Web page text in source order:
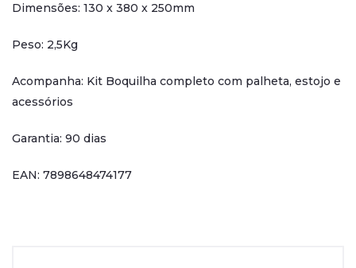
Dimensões: 130 x 380 x 250mm
Peso: 2,5Kg
Acompanha: Kit Boquilha completo com palheta, estojo e
acessórios
Garantia: 90 dias
EAN: 7898648474177